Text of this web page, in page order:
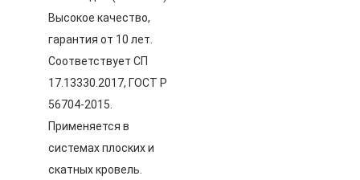
Высокое качество,
гарантия от 10 лет.
Соответствует СП
17.13330.2017, ГОСТ Р
56704-2015.
Применяется в
системах плоских и
скатных кровель.